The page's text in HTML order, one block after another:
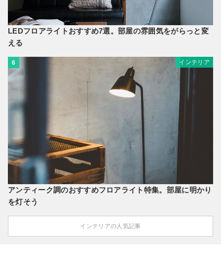
LEDフロアライトおすすめ7選。部屋の雰囲気をがらっと変
える
6 インテリア
アンティーク調のおすすめフロアライト特集。部屋に明かり
を灯そう
インテリアの人気記事